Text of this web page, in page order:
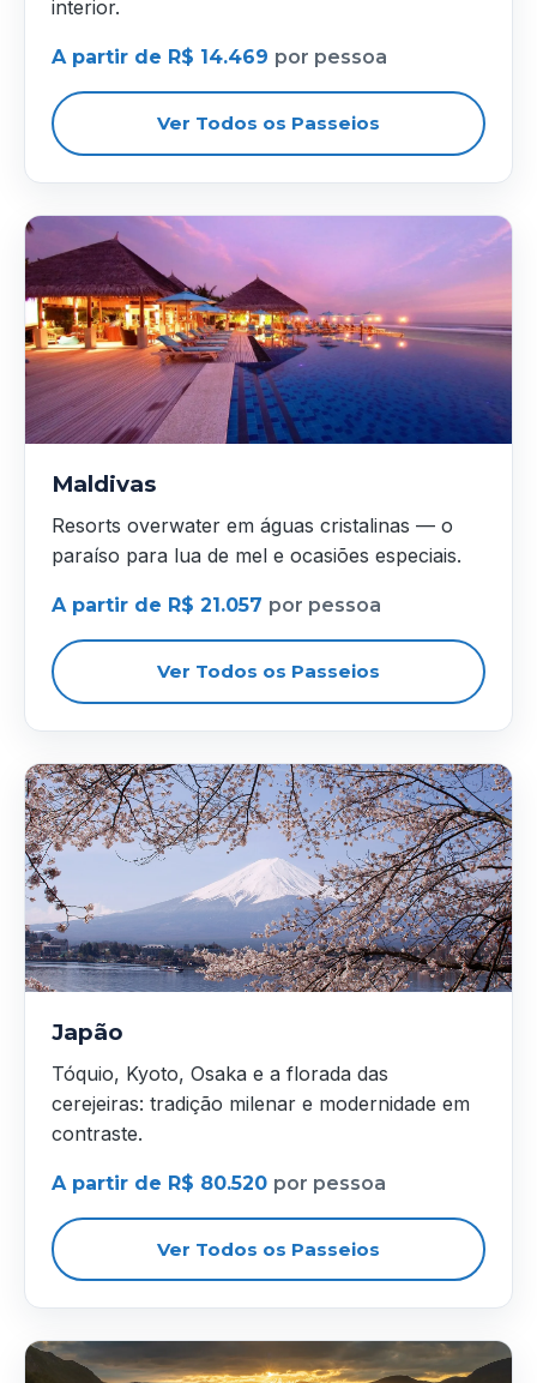
interior.
A partir de R$ 14.469 por pessoa
Ver Todos os Passeios
Maldivas
Resorts overwater em águas cristalinas — o
paraíso para lua de mel e ocasiões especiais.
A partir de R$ 21.057 por pessoa
Ver Todos os Passeios
Japão
Tóquio, Kyoto, Osaka e a florada das
cerejeiras: tradição milenar e modernidade em
contraste.
A partir de R$ 80.520 por pessoa
Ver Todos os Passeios